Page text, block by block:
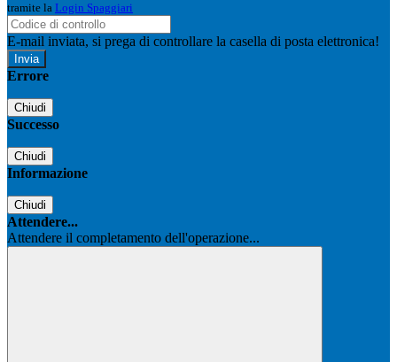
tramite la Login Spaggiari
E-mail inviata, si prega di controllare la casella di posta elettronica!
Errore
Chiudi
Successo
Chiudi
Informazione
Chiudi
Attendere...
Attendere il completamento dell'operazione...